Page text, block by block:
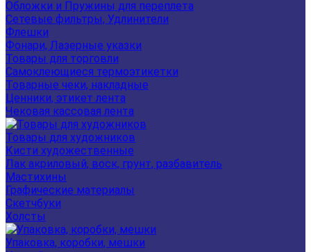
Обложки и Пружины для переплета
Сетевые фильтры, Удлинители
Флешки
Фонари, Лазерные указки
Товары для торговли
Самоклеющиеся термоэтикетки
Товарные чеки, накладные
Ценники, этикет лента
Чековая кассовая лента
Товары для художников
Кисти художественные
Лак акриловый, воск, грунт, разбавитель
Мастихины
Графические материалы
Скетчбуки
Холсты
Упаковка, коробки, мешки